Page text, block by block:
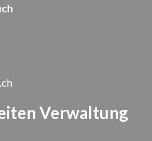
Verwaltung